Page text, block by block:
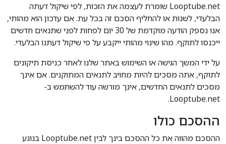
Looptube.net שומרת לעצמה את הזכות, לפי שיקול דעתה
הבלעדי, לשנות או להחליף הסכם זה בכל עת. אם עדכון הוא מהותי,
אנו נספק הודעה מוקדמת של 30 יום לפחות לפני שתנאים חדשים
ייכנסו לתוקף. מהו שינוי מהותי ייקבע על פי שיקול דעתנו הבלעדי.
על ידי המשך הגישה או השימוש באתר שלנו לאחר כניסת תיקונים
לתוקף, אתה מסכים להיות מחויב לתנאים המתוקנים. אם אינך
מסכים לתנאים החדשים, אינך מורשה עוד להשתמש ב-
Looptube.net.
ההסכם כולו
ההסכם מהווה את כל ההסכם בינך לבין Looptube.net בנוגע